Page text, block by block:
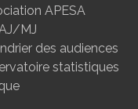
APESA
MJ
des audiences
statistiques